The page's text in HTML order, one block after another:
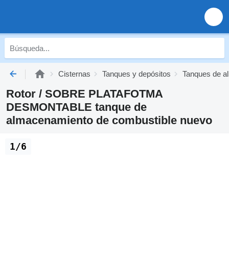
Cisternas Tanques y depósitos Tanques de
Rotor / SOBRE PLATAFOTMA
DESMONTABLE tanque de
almacenamiento de combustible nuevo
1/6